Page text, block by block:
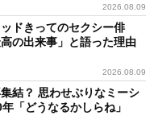
2026.08.09
ドきってのセクシー俳
の出来事」と語った理由
2026.08.09
結？ 思わせぶりなミーシ
「どうなるかしらね」